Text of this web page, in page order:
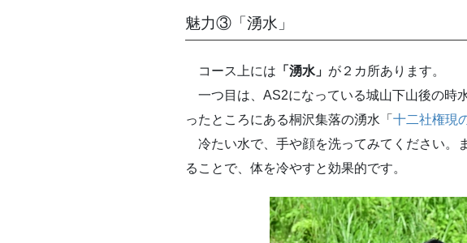
魅力③「湧水」
コース上には 「湧水」 が２カ所あります。
一つ目は、AS2になっている城山下山後の時
ったところにある桐沢集落の湧水「 十二社権現
冷たい水で、手や顔を洗ってみてください。
ることで、体を冷やすと効果的です。